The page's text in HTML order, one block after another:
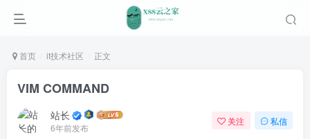
首页 it技术社区 正文
VIM COMMAND
站长
6年前发布
关注 私信